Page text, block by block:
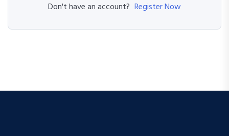
Don't have an account? Register Now